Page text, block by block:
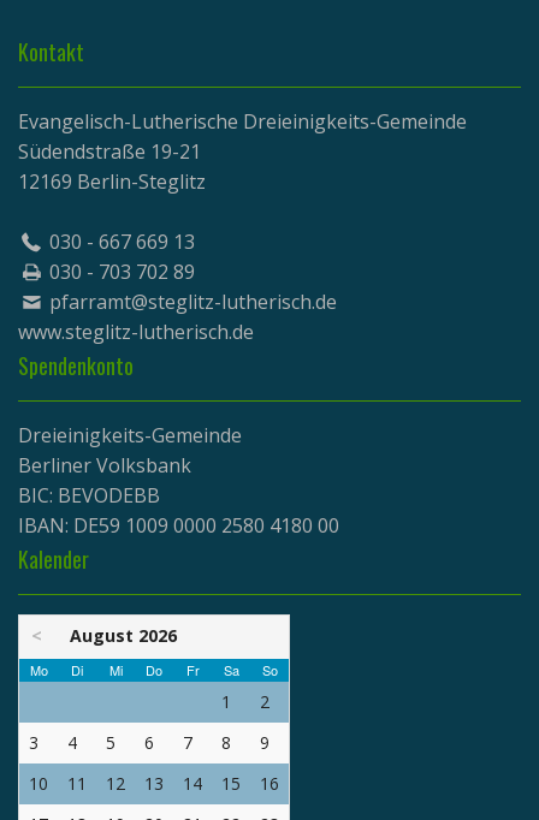
Kontakt
Evangelisch-Lutherische Dreieinigkeits-Gemeinde
Südendstraße 19-21
12169 Berlin-Steglitz
030 - 667 669 13
030 - 703 702 89
pfarramt@steglitz-lutherisch.de
www.steglitz-lutherisch.de
Spendenkonto
Dreieinigkeits-Gemeinde
Berliner Volksbank
BIC: BEVODEBB
IBAN: DE59 1009 0000 2580 4180 00
Kalender
< August 2026
Mo Di Mi Do Fr Sa So
1
2
3
4 5 6 7 8
9
10
11 12 13 14 15
16